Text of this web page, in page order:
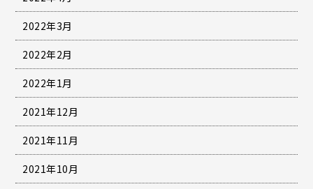
2022年3月
2022年2月
2022年1月
2021年12月
2021年11月
2021年10月